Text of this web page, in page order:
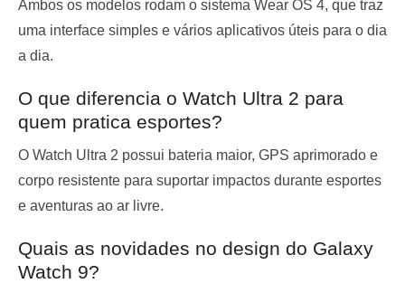
Ambos os modelos rodam o sistema Wear OS 4, que traz
uma interface simples e vários aplicativos úteis para o dia
a dia.
O que diferencia o Watch Ultra 2 para
quem pratica esportes?
O Watch Ultra 2 possui bateria maior, GPS aprimorado e
corpo resistente para suportar impactos durante esportes
e aventuras ao ar livre.
Quais as novidades no design do Galaxy
Watch 9?